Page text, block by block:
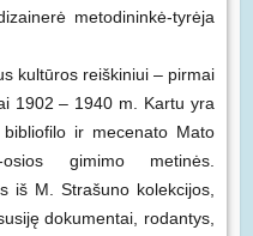
metodininkė-tyrėja
kultūros reiškiniui – pirmai
1902 – 1940 m. Kartu yra
ir mecenato Mato
gimimo metinės.
iš M. Strašuno kolekcijos,
dokumentai, rodantys,